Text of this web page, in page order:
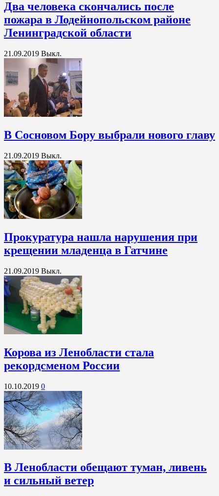
Два человека скончались после
пожара в Лодейнопольском районе
Ленинградской области
21.09.2019 Выкл.
В Сосновом Бору выбрали нового главу
21.09.2019 Выкл.
Прокуратура нашла нарушения при
крещении младенца в Гатчине
21.09.2019 Выкл.
Корова из Ленобласти стала
рекордсменом России
10.10.2019 0
В Ленобласти обещают туман, ливень
и сильный ветер